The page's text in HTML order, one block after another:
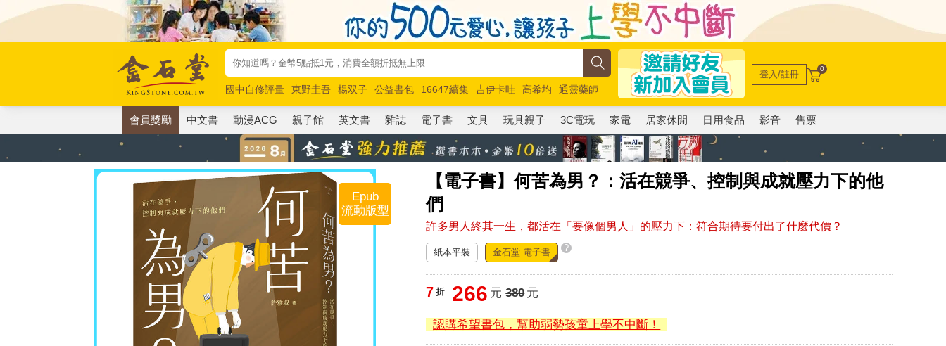
國中自修評量 東野圭吾 楊双子 公益書包 16647續集 吉伊卡哇 高希均
通靈藥師
唯紅花綻放
奧德賽 路邊攤新作 馬斯克 玩具總動員5 超慢跑
登入/註冊 0
會員獎勵 中文書 動漫ACG 親子館 英文書 雜誌 電子書 文具 玩具親子 3C電玩 家電 居家休閒 日用食品 影音 售票
【電子書】何苦為男？：活在競爭、控制與成就壓力下的他
們
許多男人終其一生，都活在「要像個男人」的壓力下：符合期待要付出了什麼代價？
Epub
流動版型
紙本平裝 金石堂 電子書 ?
7 折 266 元 380元
認購希望書包，幫助弱勢孩童上學不中斷！